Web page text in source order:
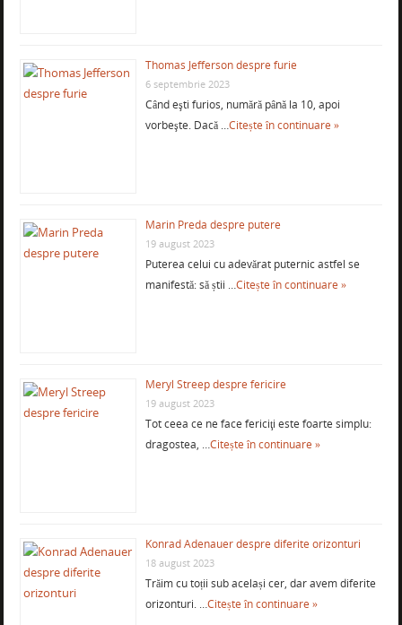
Thomas Jefferson despre furie
6 septembrie 2023
Când eşti furios, numără până la 10, apoi
vorbeşte. Dacă …Citește în continuare »
Marin Preda despre putere
19 august 2023
Puterea celui cu adevărat puternic astfel se
manifestă: să știi …Citește în continuare »
Meryl Streep despre fericire
19 august 2023
Tot ceea ce ne face fericiţi este foarte simplu:
dragostea, …Citește în continuare »
Konrad Adenauer despre diferite orizonturi
18 august 2023
Trăim cu toții sub același cer, dar avem diferite
orizonturi. …Citește în continuare »